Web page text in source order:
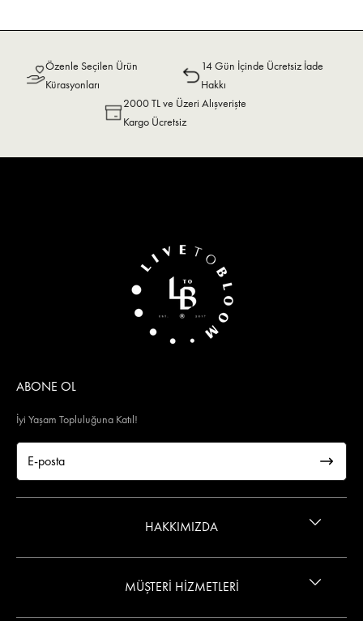
Özenle Seçilen Ürün
Kürasyonları
14 Gün İçinde Ücretsiz İade
Hakkı
2000 TL ve Üzeri Alışverişte
Kargo Ücretsiz
ABONE OL
İyi Yaşam Topluluğuna Katıl!
HAKKIMIZDA
Gizlilik ve Güvenlik Politikası
MÜŞTERİ HİZMETLERİ